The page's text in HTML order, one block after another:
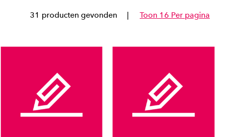
31 producten gevonden Toon 16 Per pagina